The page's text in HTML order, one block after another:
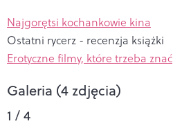
Najgorętsi kochankowie kina
Ostatni rycerz - recenzja książki
Erotyczne filmy, które trzeba znać
Galeria (4 zdjęcia)
1 / 4